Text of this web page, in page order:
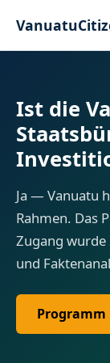
Ist die
Ja — Vanuatu
Rahmen. Das
Zugang wurde
und
Programm